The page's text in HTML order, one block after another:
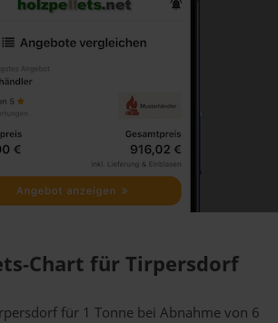
Chart für Tirpersdorf
für 1 Tonne bei Abnahmevon 6